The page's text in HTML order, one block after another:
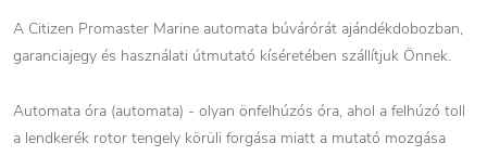
A Citizen Promaster Marine automata búvárórát ajándékdobozban,
garanciajegy és használati útmutató kíséretében szállítjuk Önnek.
Automata óra (automata) - olyan önfelhúzós óra, ahol a felhúzó toll
a lendkerék rotor tengely körüli forgása miatt a mutató mozgása